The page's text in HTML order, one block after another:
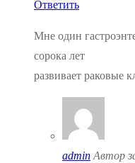
Ответить
Мне один
сорока лет
развивает раковые
admin Автор